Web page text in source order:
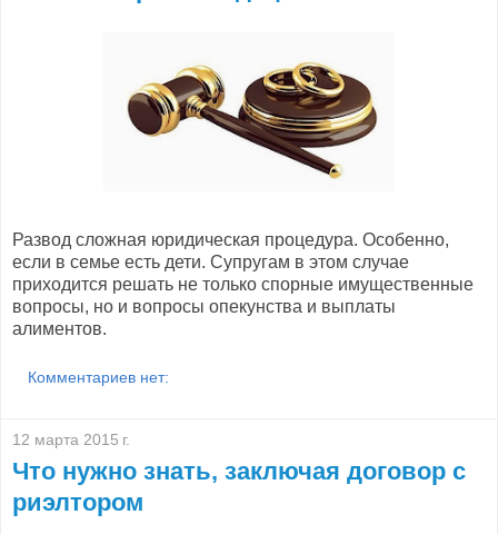
Развод сложная юридическая процедура. Особенно,
если в семье есть дети. Супругам в этом случае
приходится решать не только спорные имущественные
вопросы, но и вопросы опекунства и выплаты
алиментов.
Комментариев нет:
12 марта 2015 г.
Что нужно знать, заключая договор с
риэлтором